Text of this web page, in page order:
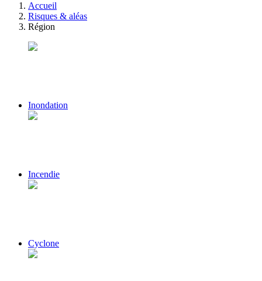
Accueil
Risques & aléas
Région
Inondation
Incendie
Cyclone